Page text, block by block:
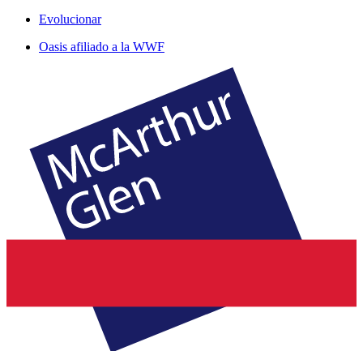
Evolucionar
Oasis afiliado a la WWF